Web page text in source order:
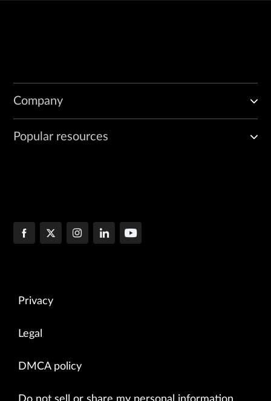
Company
Popular resources
Privacy
Legal
DMCA policy